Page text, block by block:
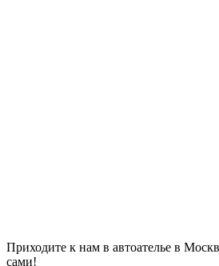
Приходите к нам в автоателье в
сами!